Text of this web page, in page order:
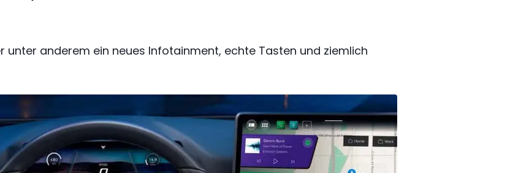
unter anderem ein neues Infotainment, echte Tasten und ziemlich